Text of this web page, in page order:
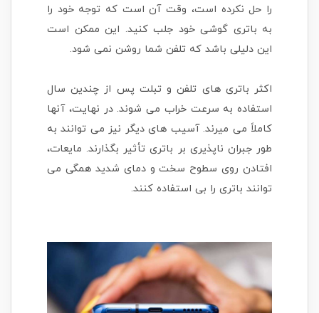
را حل نکرده است، وقت آن است که توجه خود را
به باتری گوشی خود جلب کنید. این ممکن است
این دلیلی باشد که تلفن شما روشن نمی شود.
اکثر باتری های تلفن و تبلت پس از چندین سال
استفاده به سرعت خراب می شوند. در نهایت، آنها
کاملاً می میرند. آسیب های دیگر نیز می توانند به
طور جبران ناپذیری بر باتری تأثیر بگذارند. مایعات،
افتادن روی سطوح سخت و دمای شدید همگی می
توانند باتری را بی استفاده کنند.